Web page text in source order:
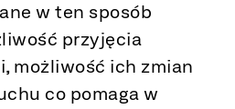
w ten sposób
przyjęcia
możliwość ich zmian
co pomaga w